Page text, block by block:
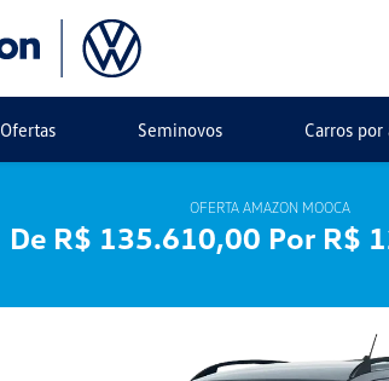
Ofertas Seminovos Carros por
OFERTA AMAZON MOOCA
De R$ 135.610,00 Por R$